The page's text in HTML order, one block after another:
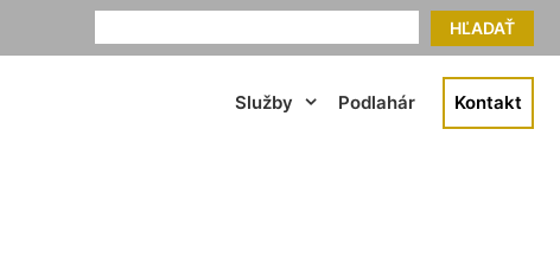
HĽADAŤ
Služby Podlahár Kontakt